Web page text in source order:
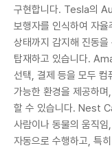
구현합니다. Tesla의
보행자를 인식하여 자율
상태까지 감지해 진동
탑재하고 있습니다.
선택, 결제 등을 모두 컴
가능한 환경을 제공하
할 수 있습니다. Nest
사람이나 동물의 움직
자동으로 수행하고, 특